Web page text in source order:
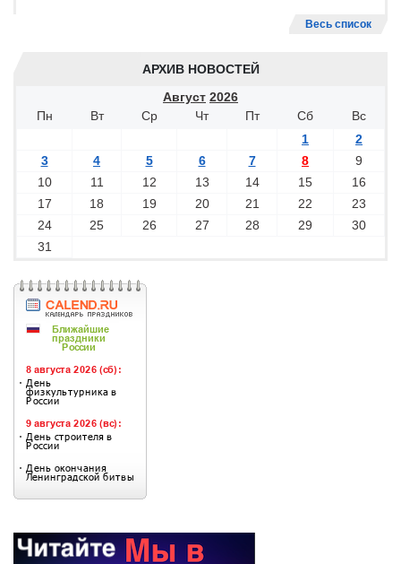
Весь список
АРХИВ НОВОСТЕЙ
Август 2026
Пн
Вт Ср Чт Пт Сб
Вс
1
2
3
4 5 6 7 8
9
10
11 12 13 14 15
16
17
18 19 20 21 22
23
24
25 26 27 28 29
30
31